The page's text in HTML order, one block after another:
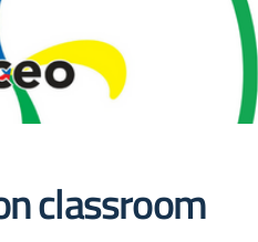
classroom